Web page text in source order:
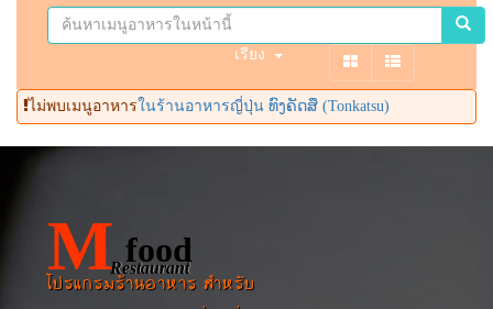
เรียง
ไม่พบเมนูอาหารในร้านอาหารญี่ปุ่น ທົງຄັດສຶ​ (Tonkatsu)​
M food
Restaurant
โปรแกรมร้านอาหาร สำหรับ